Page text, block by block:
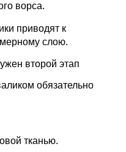
ворса.
приводят к
слою.
второй этап
обязательно
тканью.